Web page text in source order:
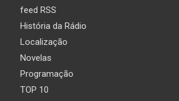
feed RSS
História da Rádio
Localização
Novelas
Programação
TOP 10